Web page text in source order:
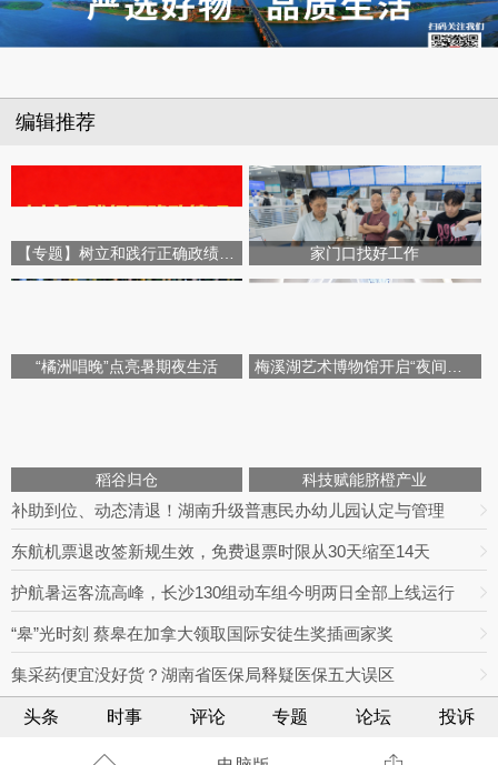
编辑推荐
家门口找好工作
“橘洲唱晚”点亮暑期夜生活
稻谷归仓 科技赋能脐橙产业
补助到位、动态清退！湖南升级普惠民办幼儿园认定与管理
东航机票退改签新规生效，免费退票时限从30天缩至14天
护航暑运客流高峰，长沙130组动车组今明两日全部上线运行
“皋”光时刻 蔡皋在加拿大领取国际安徒生奖插画家奖
集采药便宜没好货？湖南省医保局释疑医保五大误区
头条 时事 评论 专题 论坛 投诉